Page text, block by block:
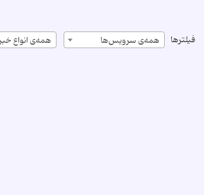
فیلترها همه‌ی سرویس‌ها همه‌ی انواع خبر